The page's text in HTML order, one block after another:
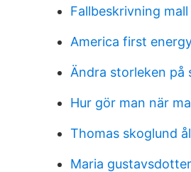
Fallbeskrivning mall
America first
Ändra storleken på
Hur gör man när
Thomas skoglund
Maria